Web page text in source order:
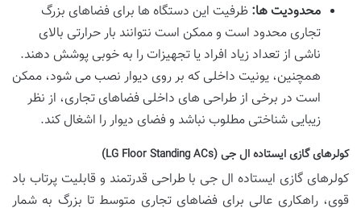
محدودیت ها: ظرفیت این دستگاه ها برای فضاهای بزرگ
تجاری محدود است و ممکن است نتوانند بار حرارتی بالای
ناشی از تعداد زیاد افراد یا تجهیزات را به خوبی پوشش دهند.
همچنین، یونیت داخلی که بر روی دیوار نصب می شود، ممکن
است در برخی از طراحی های داخلی فضاهای تجاری، از نظر
زیبایی شناختی مطلوب نباشد و فضای دیوار را اشغال کند.
کولرهای گازی ایستاده ال جی (LG Floor Standing ACs)
کولرهای گازی ایستاده ال جی با طراحی قدرتمند و قابلیت پرتاب باد
قوی، راهکاری عالی برای فضاهای تجاری متوسط تا بزرگ به شمار